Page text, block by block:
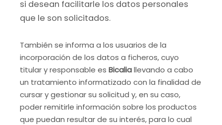
si desean facilitarle los datos personales
que le son solicitados.
También se informa a los usuarios de la
incorporación de los datos a ficheros, cuyo
titular y responsable es Bicaliallevando a cabo
un tratamiento informatizado con la finalidad de
cursar y gestionar su solicitud y, en su caso,
poder remitirle información sobre los productos
que puedan resultar de su interés, para lo cual